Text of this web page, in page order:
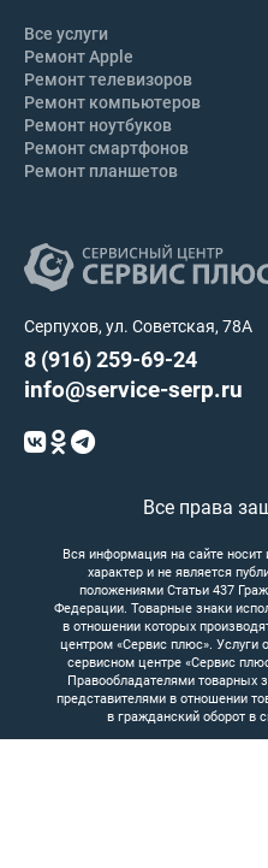
Серпухов, ул. Советская, 78А
8 (916) 259-69-24
info@service-serp.ru
Все услуги
Ремонт Apple
Ремонт телевизоров
Ремонт компьютеров
Ремонт ноутбуков
Ремонт смартфонов
Ремонт планшетов
Все права
Вся информация на сайте
характер и не является
положениями Статьи 437
Федерации. Товарные знаки
в отношении которых
центром «Сервис плюс». Услуги
сервисном центре «Сервис
Правообладателями товарных
представителями в отношении
в гражданский оборот в